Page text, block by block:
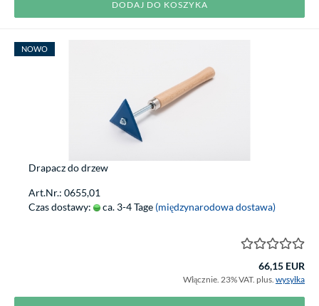
DODAJ DO KOSZYKA
NOWO
Drapacz do drzew
Art.Nr.: 0655,01
Czas dostawy:
ca. 3-4 Tage (międzynarodowa dostawa)
66,15 EUR
Włącznie. 23% VAT. plus. wysyłka